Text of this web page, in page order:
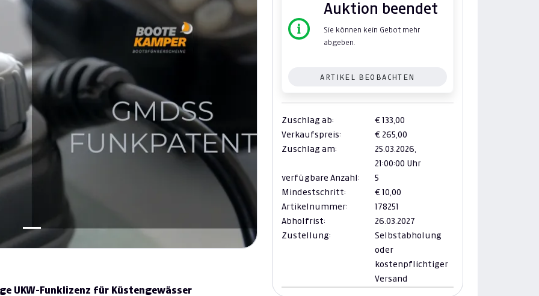
UKW-Funklizenz für Küstengewässer
Auktion beendet
Sie können kein Gebot mehr
abgeben.
ARTIKEL BEOBACHTEN
Zuschlag ab:
€ 133,00
Verkaufspreis:
€ 265,00
Zuschlag am:
25.03.2026,
21:00:00 Uhr
verfügbare Anzahl:
5
Mindestschritt:
€ 10,00
Artikelnummer:
178251
Abholfrist:
26.03.2027
Zustellung:
Selbstabholung
oder
kostenpflichtiger
Versand